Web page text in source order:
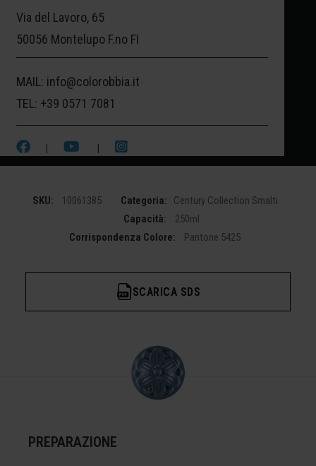
Via del Lavoro, 65
50056 Montelupo F.no FI
MAIL: info@colorobbia.it
TEL: +39 0571 7081
| |
BELLE E FAMOSE D'ITALIA. UN PARADISO
NEL GOLFO DI NAPOLI IN CUI IL LUSSO E
L'ELEGANZA DELLA CITTÀ È
CIRCONDATO DAL PROFONDO AZZURRO
DEL MARE.
SKU: 10061385 Categoria:
Century Collection Smalti
Capacità:
250ml
Corrispondenza Colore:
Pantone 5425
SCARICA SDS
PREPARAZIONE